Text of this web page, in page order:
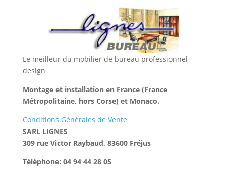
Le meilleur du mobilier de bureau professionnel
design
Montage et installation en France (France
Métropolitaine, hors Corse) et Monaco.
Conditions Générales de Vente
SARL LIGNES
309 rue Victor Raybaud, 83600 Fréjus
Téléphone: 04 94 44 28 05